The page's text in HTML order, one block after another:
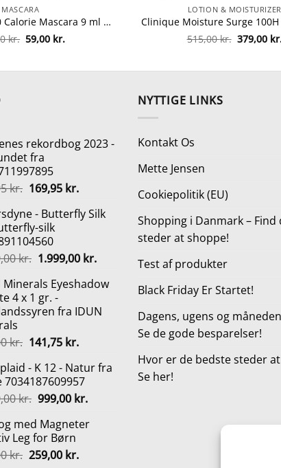
MASCARA
Max Factor 2000 Calorie Mascara 9 ml – Black fra Max Factor
kr. Den
oprindelige
59,00 kr.
LOTION & MOISTURIZER
515,00kr. Den
379,00
rekordbog 2023 -
fra
kr. Den
pris
var:
179,95 kr..
169,95 kr.Den
pris
- Butterfly Silk
silk
kr. Den
pris
var:
3.849,00 kr..
1.999,00 kr.Den
pris
1.999,00 kr..
Minerals Eyeshadow
4 x 1 gr. -
fra IDUN
kr. Den
pris
var:
189,00 kr..
141,75 kr.Den
pris
er:
141,75 kr..
- K 12 - Natur fra
7034187609957
kr. Den
pris
var:
1.999,00 kr..
999,00 kr.Den
pris
med Magneter
Leg for Børn
kr. Den
259,00 kr.Den
NYTTIGE LINKS
Kontakt Os
Mette Jensen
Cookiepolitik (EU)
Shopping i Danmark – Find
steder at shoppe!
Test af produkter
Black Friday Er Startet!
Dagens, ugens og
Se de gode besparelser!
Hvor er de bedste steder
Se her!